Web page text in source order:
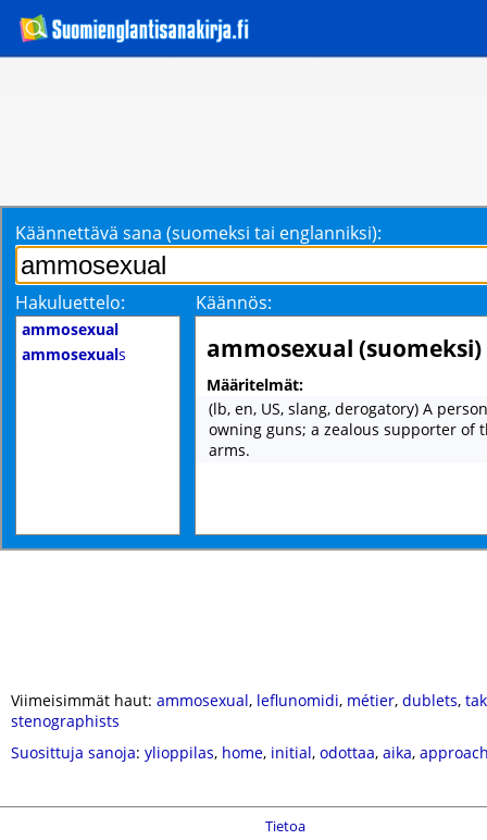
Käännettävä sana (suomeksi tai englanniksi):
Hakuluettelo: Käännös:
ammosexual
ammosexuals ammosexual (suomeksi)
Määritelmät:
(lb, en, US, slang, derogatory) A
owning guns; a zealous supporter of
arms.
Viimeisimmät haut: ammosexual, leflunomidi, métier, dublets,
stenographists
Suosittuja sanoja: ylioppilas, home, initial, odottaa, aika,
Tietoa